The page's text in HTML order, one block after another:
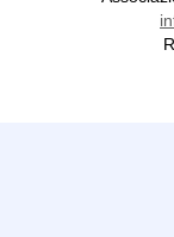
Patek Philippe
Patek